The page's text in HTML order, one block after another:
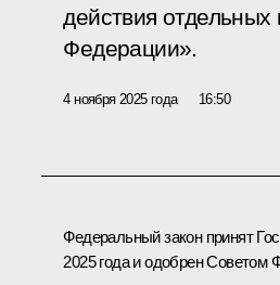
действия
Федерации».
4 ноября 2025 года 16:50
Федеральный закон принят
2025 года и одобрен Советом